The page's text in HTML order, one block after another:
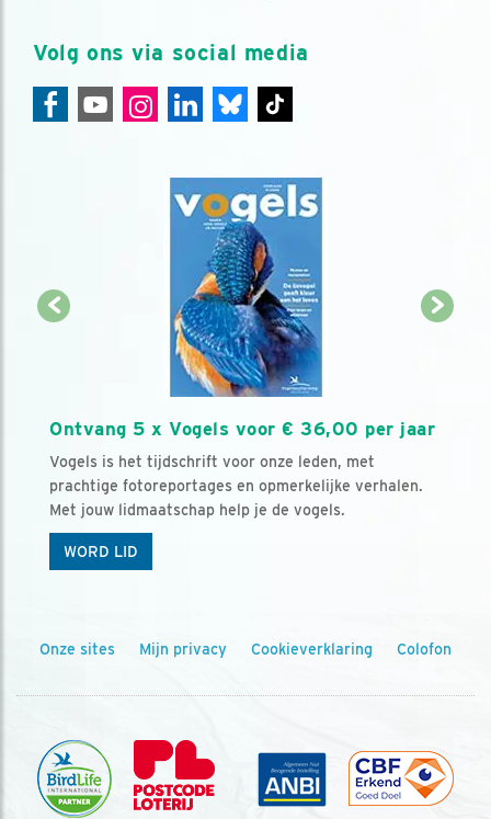
Volg ons via social media
Ontvang 5 x Vogels voor € 36,00 per jaar
Vogels is het tijdschrift voor onze leden, met
prachtige fotoreportages en opmerkelijke verhalen.
Met jouw lidmaatschap help je de vogels.
WORD LID
Onze sites Mijn privacy Cookieverklaring Colofon